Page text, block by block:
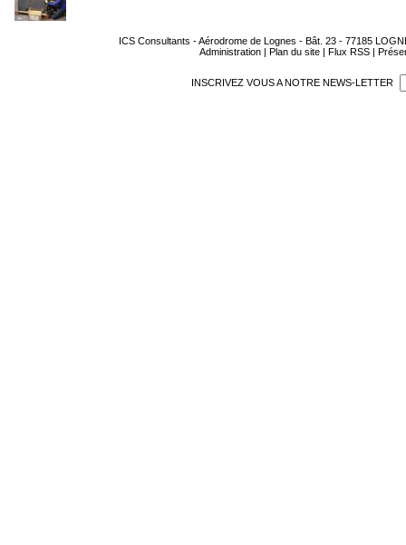
ICS Consultants - Aérodrome de Lognes - Bât. 23 - 77185
Administration | Plan du site | Flux RSS |
INSCRIVEZ VOUS A NOTRE NEWS-LETTER